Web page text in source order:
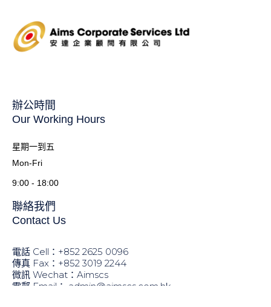
辦公時間
Our Working Hours
星期一到五
Mon-Fri
9:00 - 18:00
聯絡我們
Contact Us
電話 Cell：+852 2625 0096
傳真 Fax：+852 ​3019 2244
微訊 Wechat：Aimscs
電郵 Email： admin@aimscs.com.hk